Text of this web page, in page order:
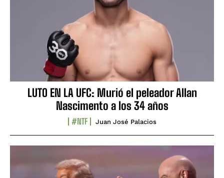
LUTO EN LA UFC: Murió el peleador Allan
Nascimento a los 34 años
#NTF Juan José Palacios